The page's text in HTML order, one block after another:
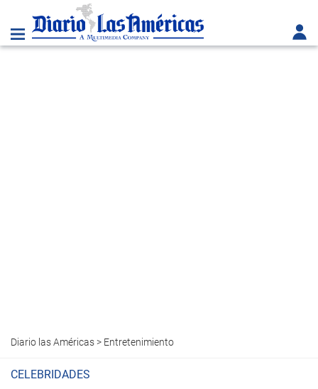
Diario las Américas> Entretenimiento
CELEBRIDADES